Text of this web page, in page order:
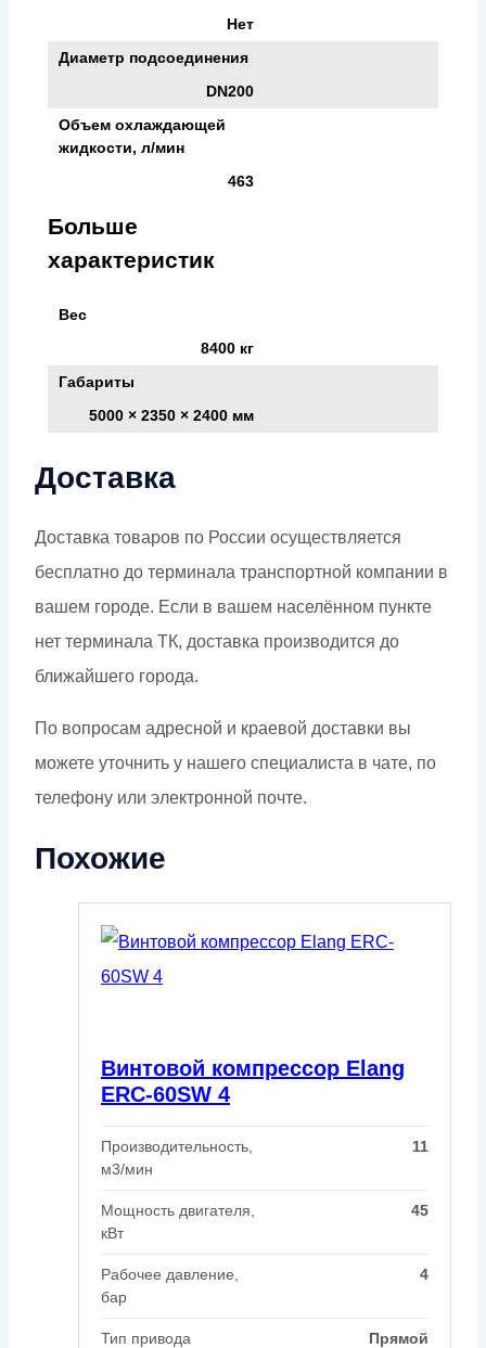
Нет
Диаметр подсоединения
DN200
Объем охлаждающей
жидкости, л/мин
463
Больше
характеристик
Вес
8400 кг
Габариты
5000 × 2350 × 2400 мм
Доставка
Доставка товаров по России осуществляется
бесплатно до терминала транспортной компании в
вашем городе. Если в вашем населённом пункте
нет терминала ТК, доставка производится до
ближайшего города.
По вопросам адресной и краевой доставки вы
можете уточнить у нашего специалиста в чате, по
телефону или электронной почте.
Похожие
Винтовой компрессор Elang
ERC-60SW 4
Производительность,
м3/мин
11
Мощность двигателя,
кВт
45
Рабочее давление,
бар
4
Тип привода Прямой